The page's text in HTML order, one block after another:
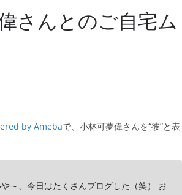
さんとのご自宅ム
by Amebaで、小林可夢偉さんを“彼”と表
～、今日はたくさんブログした（笑） お